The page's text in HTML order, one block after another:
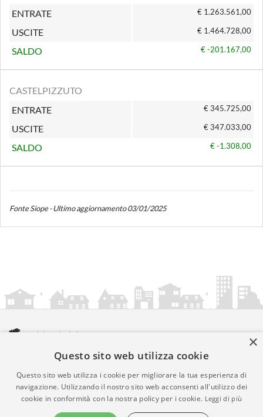
ENTRATE
€ 1.263.561,00
USCITE € 1.464.728,00
SALDO € -201.167,00
CASTELPIZZUTO
ENTRATE
€ 345.725,00
USCITE € 347.033,00
SALDO € -1.308,00
Fonte Siope - Ultimo aggiornamento 03/01/2025
amministrazionicomunali.it è una iniziativa diartemedia.it
© Copyright MMXXIV - P.IVA 05400000724
Informazioni sul servizio |Informativa Privacy| Informativa
Cookies • Time 0.0142
×
Questo sito web utilizza cookie
Questo sito web utilizza i cookie per migliorare la tua esperienza di
navigazione. Utilizzando il nostro sito web acconsenti all'utilizzo dei
cookie in conformità con la nostra policy per i cookie. Leggi di più